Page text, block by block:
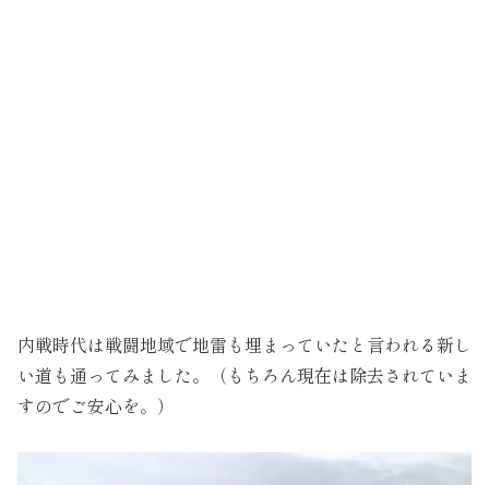
内戦時代は戦闘地域で地雷も埋まっていたと言われる新し
い道も通ってみました。（もちろん現在は除去されていま
すのでご安心を。）